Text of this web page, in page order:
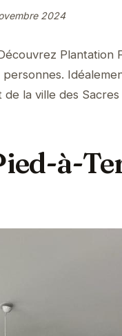
2024
Plantation
la ville des Sacres
à-